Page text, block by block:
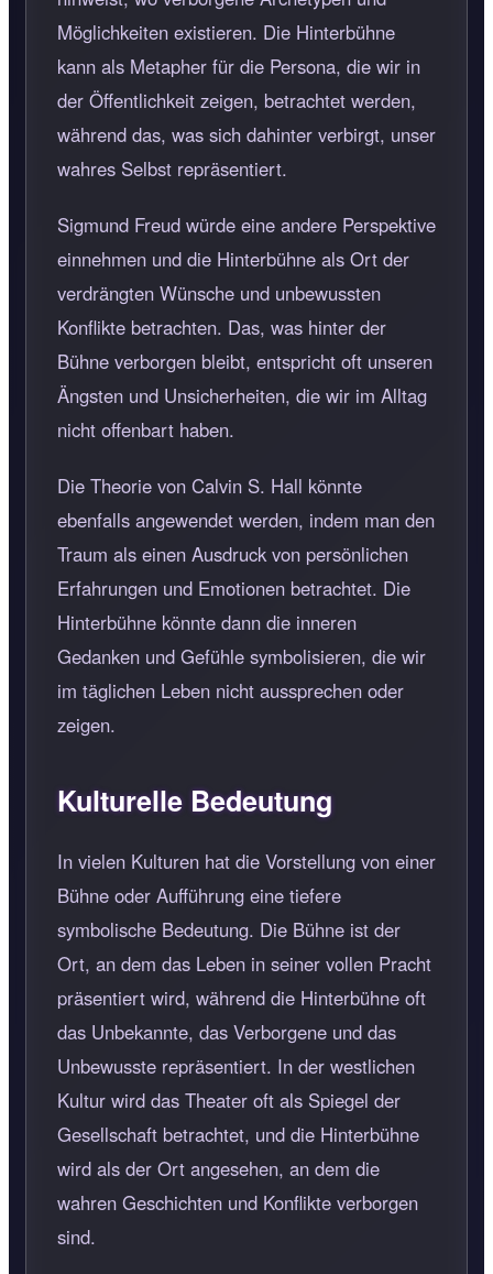
Möglichkeiten existieren. Die Hinterbühne
kann als Metapher für die Persona, die wir in
der Öffentlichkeit zeigen, betrachtet werden,
während das, was sich dahinter verbirgt, unser
wahres Selbst repräsentiert.
Sigmund Freud würde eine andere Perspektive
einnehmen und die Hinterbühne als Ort der
verdrängten Wünsche und unbewussten
Konflikte betrachten. Das, was hinter der
Bühne verborgen bleibt, entspricht oft unseren
Ängsten und Unsicherheiten, die wir im Alltag
nicht offenbart haben.
Die Theorie von Calvin S. Hall könnte
ebenfalls angewendet werden, indem man den
Traum als einen Ausdruck von persönlichen
Erfahrungen und Emotionen betrachtet. Die
Hinterbühne könnte dann die inneren
Gedanken und Gefühle symbolisieren, die wir
im täglichen Leben nicht aussprechen oder
zeigen.
Kulturelle Bedeutung
In vielen Kulturen hat die Vorstellung von einer
Bühne oder Aufführung eine tiefere
symbolische Bedeutung. Die Bühne ist der
Ort, an dem das Leben in seiner vollen Pracht
präsentiert wird, während die Hinterbühne oft
das Unbekannte, das Verborgene und das
Unbewusste repräsentiert. In der westlichen
Kultur wird das Theater oft als Spiegel der
Gesellschaft betrachtet, und die Hinterbühne
wird als der Ort angesehen, an dem die
wahren Geschichten und Konflikte verborgen
sind.